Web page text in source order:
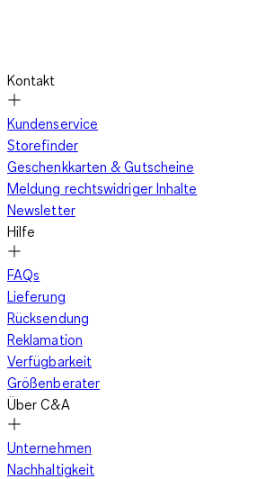
Kontakt
Kundenservice
Storefinder
Geschenkkarten & Gutscheine
Meldung rechtswidriger Inhalte
Newsletter
Hilfe
FAQs
Lieferung
Rücksendung
Reklamation
Verfügbarkeit
Größenberater
Über C&A
Unternehmen
Nachhaltigkeit